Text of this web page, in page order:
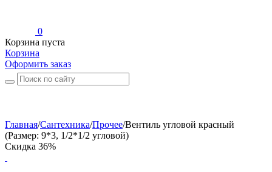
0
Корзина пуста
Корзина
Оформить заказ
Главная/Сантехника/Прочее/Вентиль угловой красный
(Размер: 9*3, 1/2*1/2 угловой)
Скидка 36%